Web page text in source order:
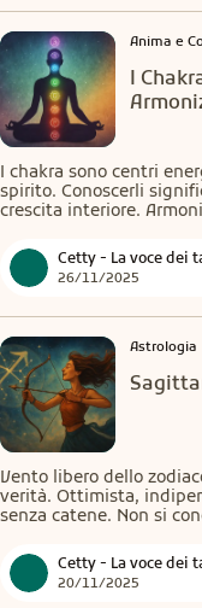
Anima e
I
I chakra sono centri
spirito. Conoscerli
crescita interiore.
guidano verso
personale.Cetty - La voce dei
26/11/2025
Astrologia
Vento libero dello
verità. Ottimista,
senza catene. Non si
vita è un viaggio, non
Cetty - La voce dei
20/11/2025